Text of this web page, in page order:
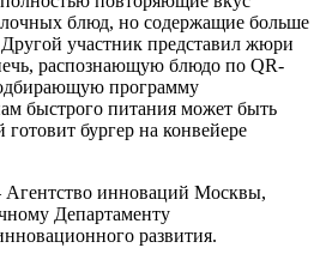
блюд, но содержащие больше
участник представил жюри
распознающую блюдо по QR-
программу
быстрого питания может быть
бургер на конвейере
Агентство инноваций Москвы,
Департаменту
развития.